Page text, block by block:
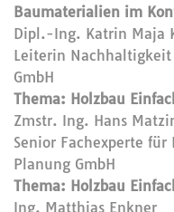
Baumaterialien im
Dipl.-Ing. Katrin Maja
Leiterin
GmbH
Thema: Holzbau
Zmstr. Ing. Hans
Senior Fachexperte
Planung GmbH
Thema: Holzbau
Ing. Matthias Enkner